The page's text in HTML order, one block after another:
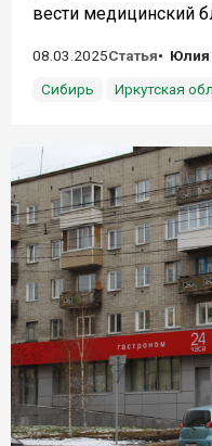
вести медицинский
08.03.2025Статья
Юлия
Сибирь
Иркутская